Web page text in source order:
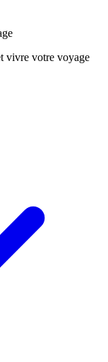
vivre votre voyage